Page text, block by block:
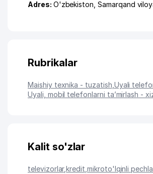
Adres: O'zbekiston,Samarqand
Rubrikalar
Maishiy texnika - tuzatish Uyali
Uyali, mobil telefonlarni ta’mirlash -
Kalit so'zlar
televizorlar,kredit ,mikroto'lqinli